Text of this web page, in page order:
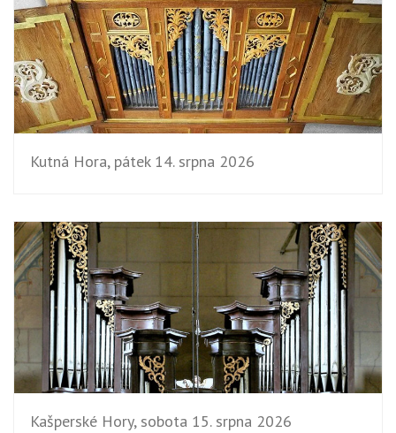
Kutná Hora, pátek 14. srpna 2026
Kašperské Hory, sobota 15. srpna 2026